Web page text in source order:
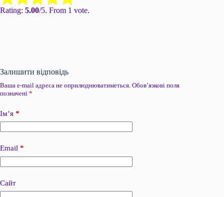
Rating: 5.00/5. From 1 vote.
Залишити відповідь
Ваша e-mail адреса не оприлюднюватиметься. Обов’язкові поля
позначені *
Ім’я *
Email *
Сайт